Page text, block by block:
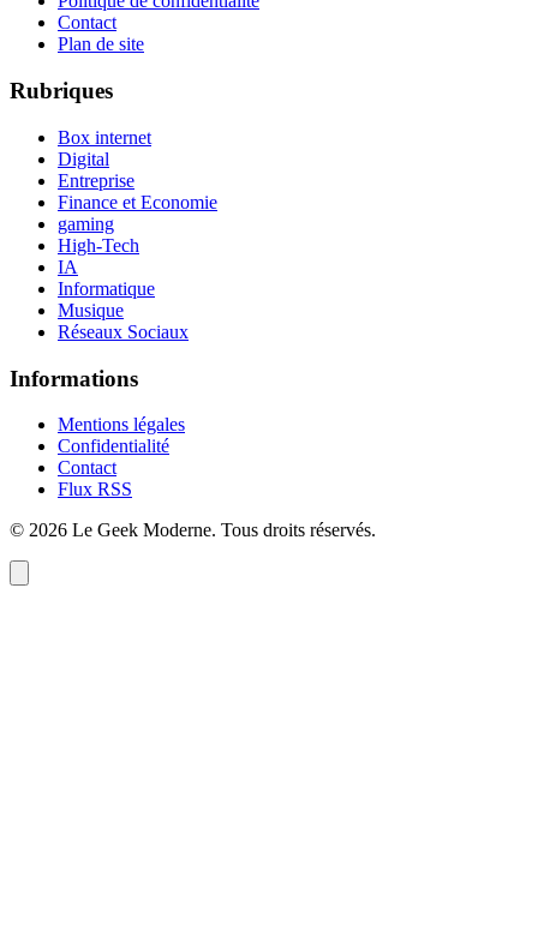
Contact
Plan de site
Rubriques
Box internet
Digital
Entreprise
Finance et Economie
gaming
High-Tech
IA
Informatique
Musique
Réseaux Sociaux
Informations
Mentions légales
Confidentialité
Contact
Flux RSS
© 2026 Le Geek Moderne. Tous droits réservés.